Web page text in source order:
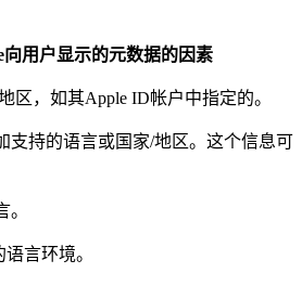
向用户显示的元数据的因素
区，如其Apple ID帐户中指定的。
支持的语言或国家/地区。这个信息可
言环境。